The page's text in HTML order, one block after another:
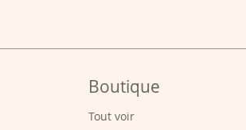
Boutique
Tout voir